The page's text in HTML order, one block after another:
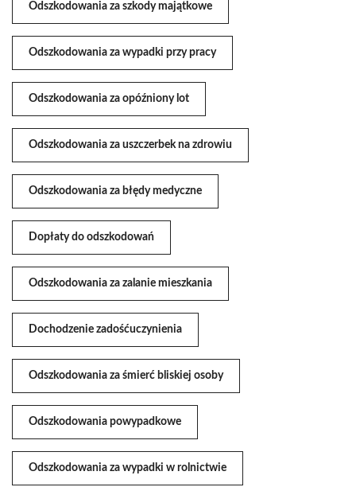
Odszkodowania za szkody majątkowe
Odszkodowania za wypadki przy pracy
Odszkodowania za opóźniony lot
Odszkodowania za uszczerbek na zdrowiu
Odszkodowania za błędy medyczne
Dopłaty do odszkodowań
Odszkodowania za zalanie mieszkania
Dochodzenie zadośćuczynienia
Odszkodowania za śmierć bliskiej osoby
Odszkodowania powypadkowe
Odszkodowania za wypadki w rolnictwie